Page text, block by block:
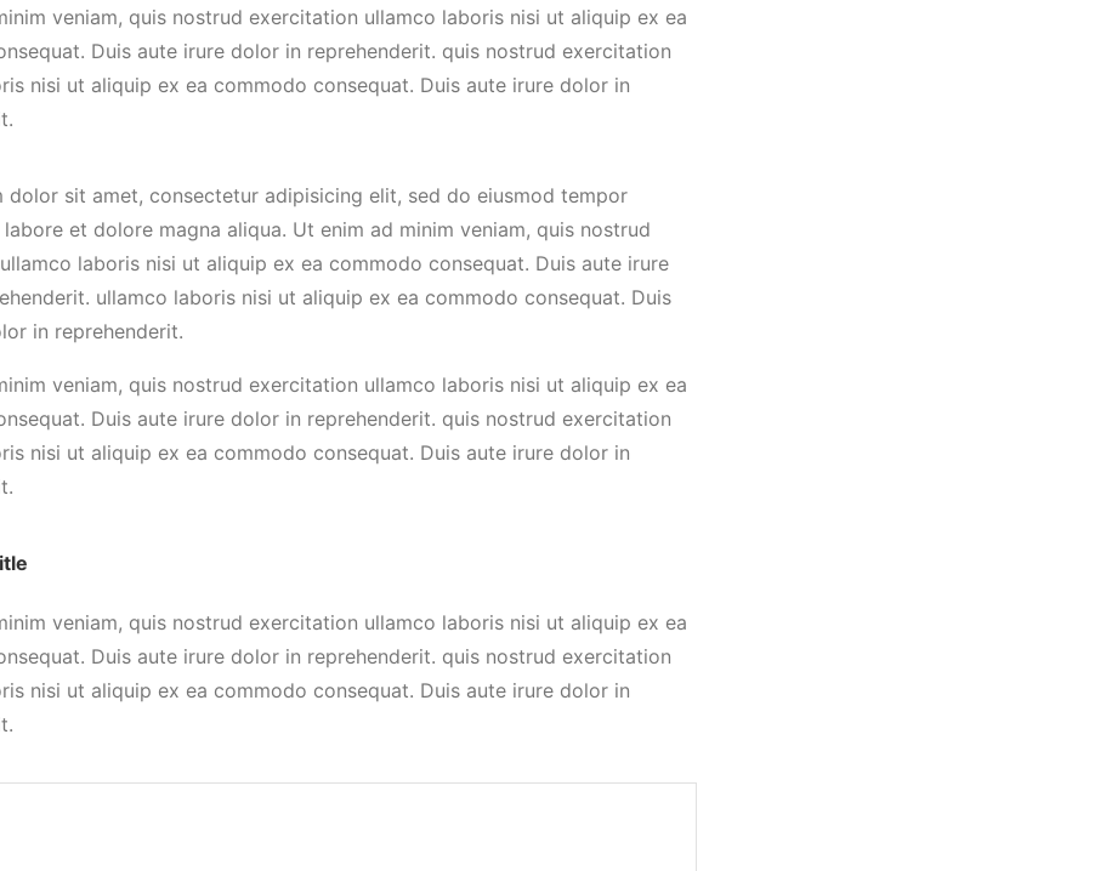
veniam, quis nostrud exercitation ullamco laboris nisi ut aliquip ex ea
Duis aute irure dolor in reprehenderit. quis nostrud exercitation
nisi ut aliquip ex ea commodo consequat. Duis aute irure dolor in
dolor sit amet, consectetur adipisicing elit, sed do eiusmod tempor
et dolore magna aliqua. Ut enim ad minim veniam, quis nostrud
laboris nisi ut aliquip ex ea commodo consequat. Duis aute irure
ullamco laboris nisi ut aliquip ex ea commodo consequat. Duis
in reprehenderit.
veniam, quis nostrud exercitation ullamco laboris nisi ut aliquip ex ea
Duis aute irure dolor in reprehenderit. quis nostrud exercitation
nisi ut aliquip ex ea commodo consequat. Duis aute irure dolor in
veniam, quis nostrud exercitation ullamco laboris nisi ut aliquip ex ea
Duis aute irure dolor in reprehenderit. quis nostrud exercitation
nisi ut aliquip ex ea commodo consequat. Duis aute irure dolor in